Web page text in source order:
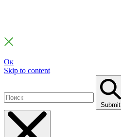
Ок
Skip to content
Submit